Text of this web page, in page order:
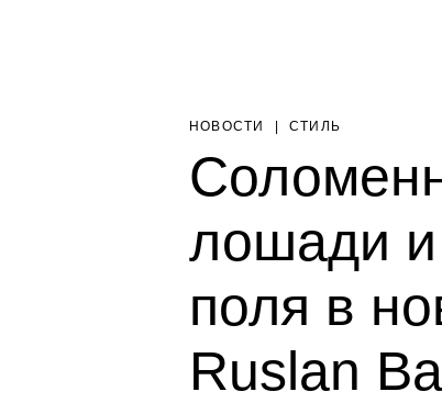
НОВОСТИ СТИЛЬ
лошади и
поля в
Ruslan